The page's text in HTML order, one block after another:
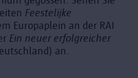
Feestelijke
Europaplein an der RAI
Ein neuer erfolgreicher
an.